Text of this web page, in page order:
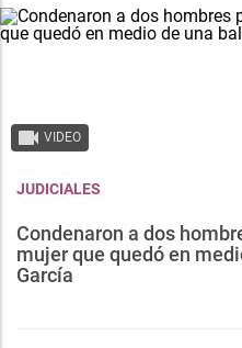
VIDEO
JUDICIALES
Condenaron a dos
mujer que quedó en
García